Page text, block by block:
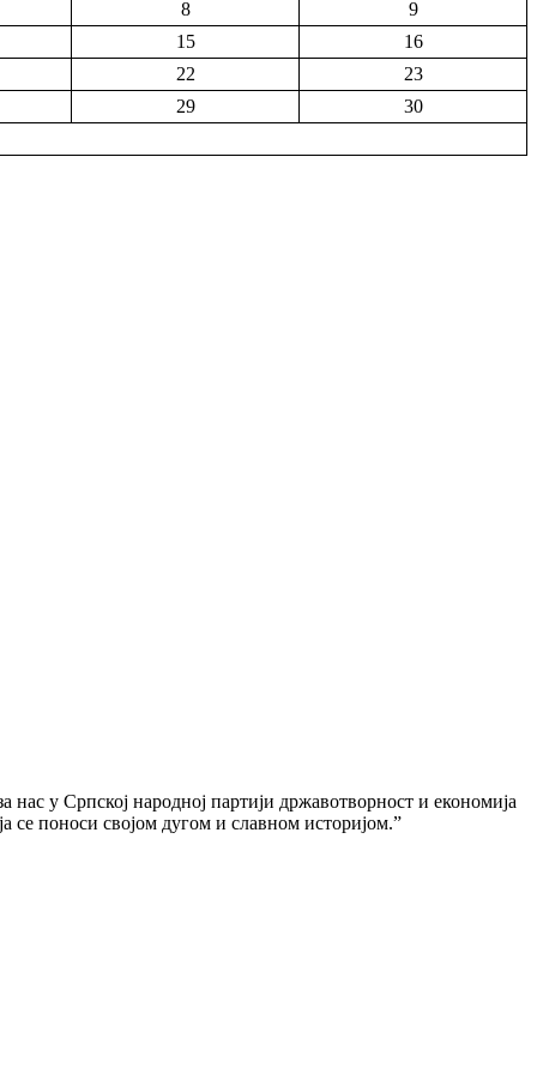
8
9
15
16
22
23
29
30
у Српској народној партији државотворност и економија
се поноси својом дугом и славном историјом.”